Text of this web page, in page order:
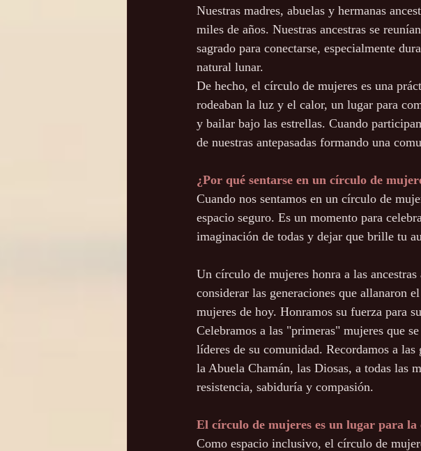
Nuestras madres, abuelas y hermanas
miles de años. Nuestras ancestras se
sagrado para conectarse, especialmente
natural lunar.
De hecho, el círculo de mujeres es una
rodeaban la luz y el calor, un lugar para
y bailar bajo las estrellas. Cuando
de nuestras antepasadas formando una
¿Por qué sentarse en un círculo de
Cuando nos sentamos en un círculo de
espacio seguro. Es un momento para
imaginación de todas y dejar que brille tu
Un círculo de mujeres honra a las
considerar las generaciones que allanaron
mujeres de hoy. Honramos su fuerza para
Celebramos a las "primeras" mujeres que
líderes de su comunidad. Recordamos a
la Abuela Chamán, las Diosas, a todas las
resistencia, sabiduría y compasión.
El círculo de mujeres es un lugar para la
Como espacio inclusivo, el círculo de